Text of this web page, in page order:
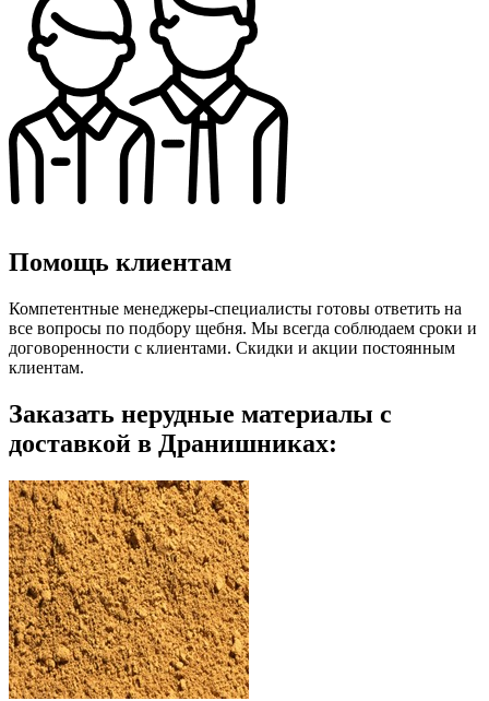
Помощь клиентам
Компетентные менеджеры-специалисты готовы ответить на
все вопросы по подбору щебня. Мы всегда соблюдаем сроки и
договоренности с клиентами. Скидки и акции постоянным
клиентам.
Заказать нерудные материалы с
доставкой в Дранишниках: